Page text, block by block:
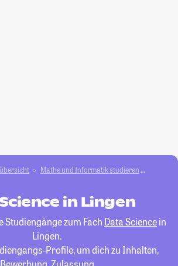
Mathe und Informatik studieren
in Lingen
Studiengänge zum Fach Data Sciencein
Lingen.
Profile, um dich zu Inhalten,